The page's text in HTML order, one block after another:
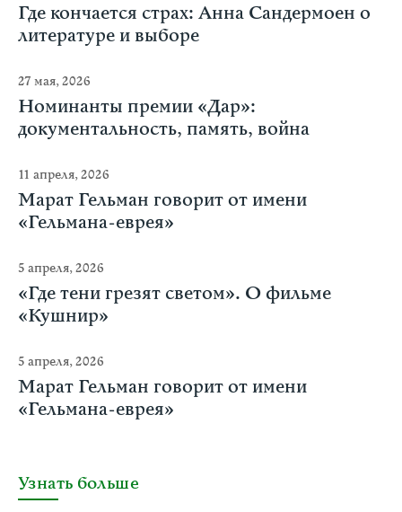
Где кончается страх: Анна Сандермоен о
литературе и выборе
27 мая, 2026
Номинанты премии «Дар»:
документальность, память, война
11 апреля, 2026
Марат Гельман говорит от имени
«Гельмана-еврея»
5 апреля, 2026
«Где тени грезят светом». О фильме
«Кушнир»
5 апреля, 2026
Марат Гельман говорит от имени
«Гельмана-еврея»
Узнать больше